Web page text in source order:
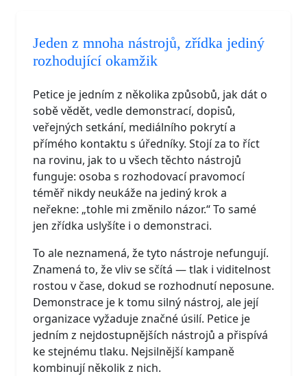
Jeden z mnoha nástrojů, zřídka jediný
rozhodující okamžik
Petice je jedním z několika způsobů, jak dát o
sobě vědět, vedle demonstrací, dopisů,
veřejných setkání, mediálního pokrytí a
přímého kontaktu s úředníky. Stojí za to říct
na rovinu, jak to u všech těchto nástrojů
funguje: osoba s rozhodovací pravomocí
téměř nikdy neukáže na jediný krok a
neřekne: „tohle mi změnilo názor.“ To samé
jen zřídka uslyšíte i o demonstraci.
To ale neznamená, že tyto nástroje nefungují.
Znamená to, že vliv se sčítá — tlak i viditelnost
rostou v čase, dokud se rozhodnutí neposune.
Demonstrace je k tomu silný nástroj, ale její
organizace vyžaduje značné úsilí. Petice je
jedním z nejdostupnějších nástrojů a přispívá
ke stejnému tlaku. Nejsilnější kampaně
kombinují několik z nich.